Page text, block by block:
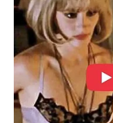
JARAC
Dug period čekanja
Rezultati rada
zadovoljstvo.